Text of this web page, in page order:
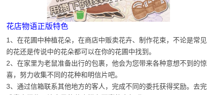
花店物语正版特色
1、在花圃中种植花朵，在商店中贩卖花卉、制作花束，不论是常见
的花还是传说中的花朵都可以在你的花圃中找到。
2、在家里为老鼠准备出行的包裹，他会为您带来各种意想不到的惊
喜，努力收集不同的花种和明信片吧。
3、通过信箱联系其他地方的客人，完成不同的委托获得奖励。去完